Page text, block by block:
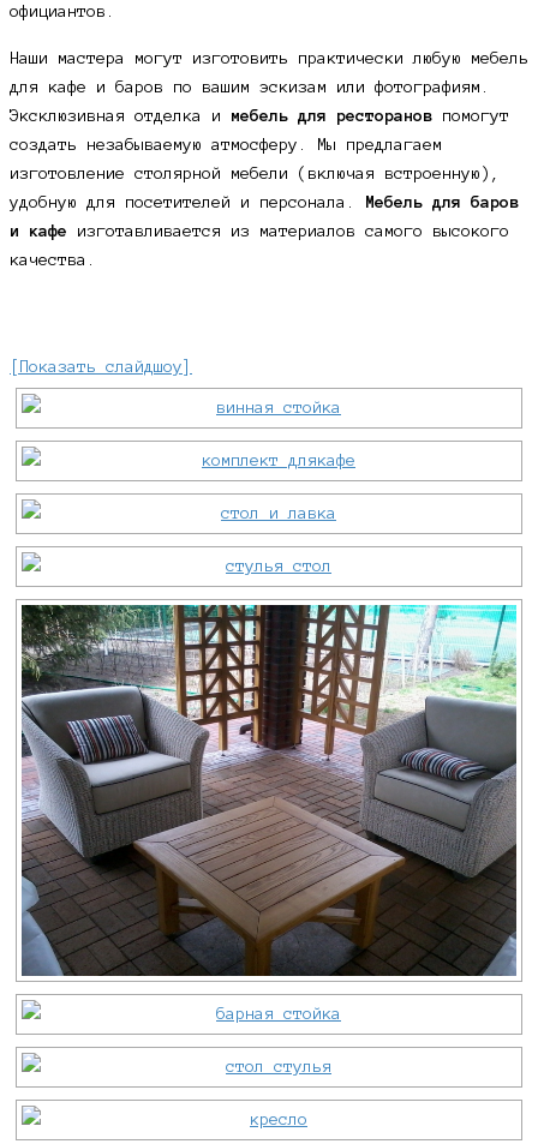
официантов.
Наши мастера могут изготовить практически любую мебель
для кафе и баров по вашим эскизам или фотографиям.
Эксклюзивная отделка и мебель для ресторанов помогут
создать незабываемую атмосферу. Мы предлагаем
изготовление столярной мебели (включая встроенную),
удобную для посетителей и персонала. Мебель для баров
и кафе изготавливается из материалов самого высокого
качества.
[Показать слайдшоу]